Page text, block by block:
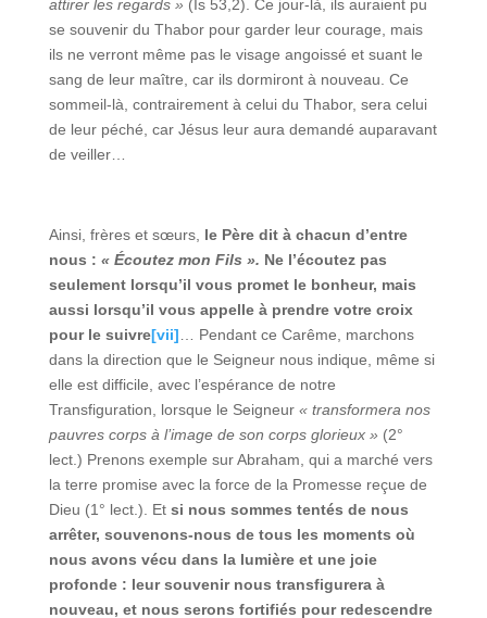
attirer les regards » (Is 53,2). Ce jour-là, ils auraient pu
se souvenir du Thabor pour garder leur courage, mais
ils ne verront même pas le visage angoissé et suant le
sang de leur maître, car ils dormiront à nouveau. Ce
sommeil-là, contrairement à celui du Thabor, sera celui
de leur péché, car Jésus leur aura demandé auparavant
de veiller…
Ainsi, frères et sœurs, le Père dit à chacun d’entre
nous : « Écoutez mon Fils ». Ne l’écoutez pas
seulement lorsqu’il vous promet le bonheur, mais
aussi lorsqu’il vous appelle à prendre votre croix
pour le suivre[vii] … Pendant ce Carême, marchons
dans la direction que le Seigneur nous indique, même si
elle est difficile, avec l’espérance de notre
Transfiguration, lorsque le Seigneur « transformera nos
pauvres corps à l’image de son corps glorieux » (2°
lect.) Prenons exemple sur Abraham, qui a marché vers
la terre promise avec la force de la Promesse reçue de
Dieu (1° lect.). Et si nous sommes tentés de nous
arrêter, souvenons-nous de tous les moments où
nous avons vécu dans la lumière et une joie
profonde : leur souvenir nous transfigurera à
nouveau, et nous serons fortifiés pour redescendre